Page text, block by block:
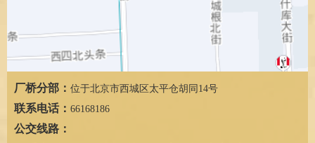
厂桥分部： 位于北京市西城区太平仓胡同14号
联系电话： 66168186
公交线路：